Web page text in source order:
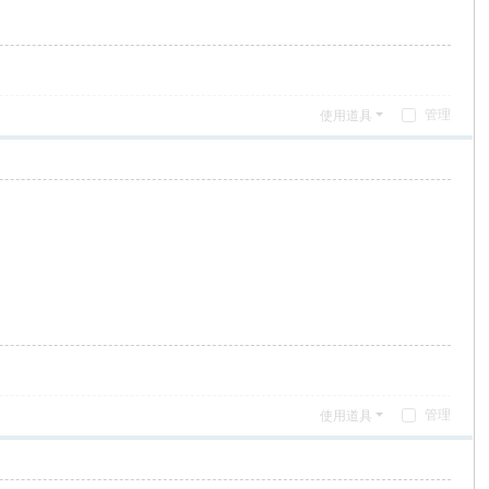
管理
使用道具
管理
使用道具